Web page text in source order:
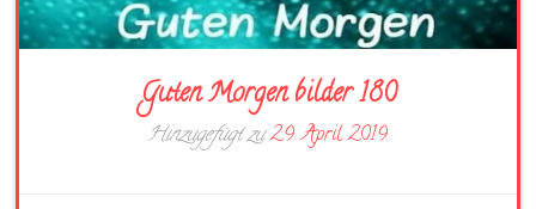
Guten Morgen bilder 180
Hinzugefügt zu29. April 2019